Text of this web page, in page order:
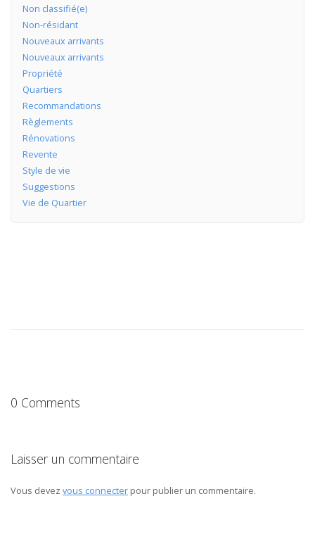
Non classifié(e)
Non-résidant
Nouveaux arrivants
Nouveaux arrivants
Propriété
Quartiers
Recommandations
Règlements
Rénovations
Revente
Style de vie
Suggestions
Vie de Quartier
0 Comments
Laisser un commentaire
Vous devez vous connecter pour publier un commentaire.